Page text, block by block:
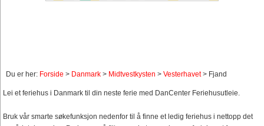
Du er her: Forside > Danmark > Midtvestkysten > Vesterhavet> Fjand
Lei et feriehus i Danmark til din neste ferie med DanCenter Feriehusutleie.
Bruk vår smarte søkefunksjon nedenfor til å finne et ledig feriehus i nettopp det